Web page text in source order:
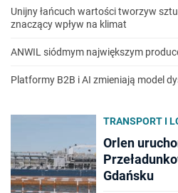
Unijny łańcuch wartości tworzyw
znaczący wpływ na klimat
ANWIL siódmym największym
Platformy B2B i AI zmieniają model
TRANSPORT I
Orlen
Gdańsku